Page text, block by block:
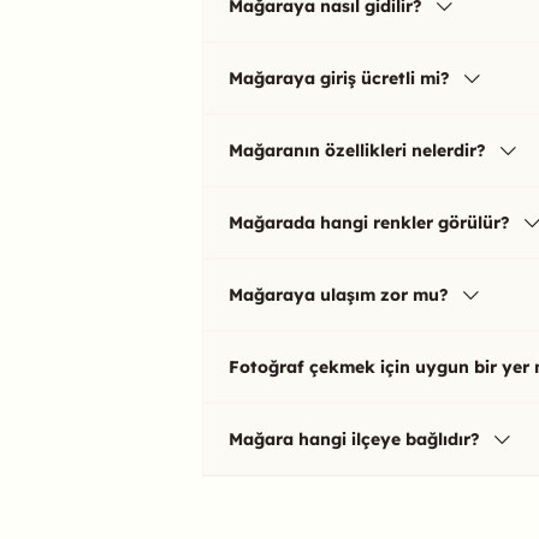
Mağaraya nasıl gidilir?
Mağaraya giriş ücretli mi?
Mağaranın özellikleri nelerdir?
Mağarada hangi renkler görülür?
Mağaraya ulaşım zor mu?
Fotoğraf çekmek için uygun bir yer
Mağara hangi ilçeye bağlıdır?